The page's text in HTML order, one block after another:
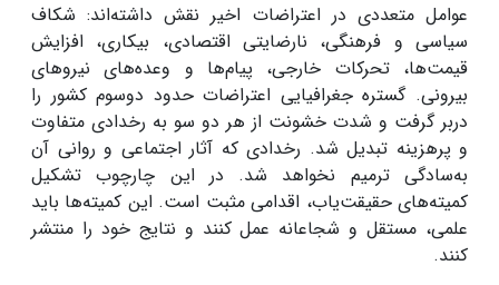
عوامل متعددی در اعتراضات اخیر نقش داشته‌اند: شکاف
سیاسی و فرهنگی، نارضایتی اقتصادی، بیکاری، افزایش
قیمت‌ها، تحرکات خارجی، پیام‌ها و وعده‌های نیروهای
بیرونی. گستره جغرافیایی اعتراضات حدود دو‌سوم کشور را
دربر گرفت و شدت خشونت از هر دو سو به رخدادی متفاوت
و پرهزینه تبدیل شد. رخدادی که آثار اجتماعی و روانی آن
به‌سادگی ترمیم نخواهد شد. در این چارچوب تشکیل
کمیته‌های حقیقت‌یاب، اقدامی مثبت است. این کمیته‌ها باید
علمی، مستقل و شجاعانه عمل کنند و نتایج خود را منتشر
کنند.